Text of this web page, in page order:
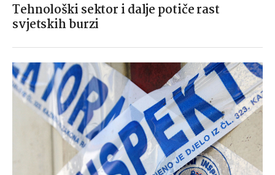
Tehnološki sektor i dalje potiče rast
svjetskih burzi